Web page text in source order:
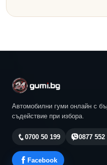
Автомобилни гуми онлайн с
съдействие при избора.
0700 50 199 0877 552
Facebook